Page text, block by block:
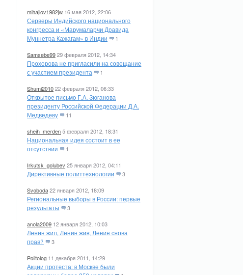
mihajlov1982jw 16 мая 2012, 22:06
Серверы Индийского национального
конгресса и «Марумаларчи Дравида
Муннетра Кажагам» в Индии
1
Samsebe9929 февраля 2012, 14:34
Прохорова не пригласили на совещание
с участием президента
1
Shumi201022 февраля 2012, 06:33
Открытое письмо Г.А. Зюганова
президенту Российской Федерации Д.А.
Медведеву
11
sheih_merden5 февраля 2012, 18:31
Национальная идея состоит в ее
отсутствии
1
Irkutsk_golubev25 января 2012, 04:11
Директивные политтехнологии 3
Svoboda22 января 2012, 18:09
Региональные выборы в России: первые
результаты
3
anola2009 12 января 2012, 10:03
Ленин жил, Ленин жив, Ленин снова
прав?
3
Politolog 11 декабря 2011, 14:29
Акции протеста: в Москве были